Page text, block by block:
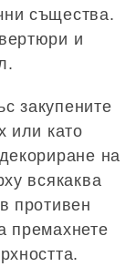
същества.
и
закупените
или като
на
всякаква
противен
премахнете